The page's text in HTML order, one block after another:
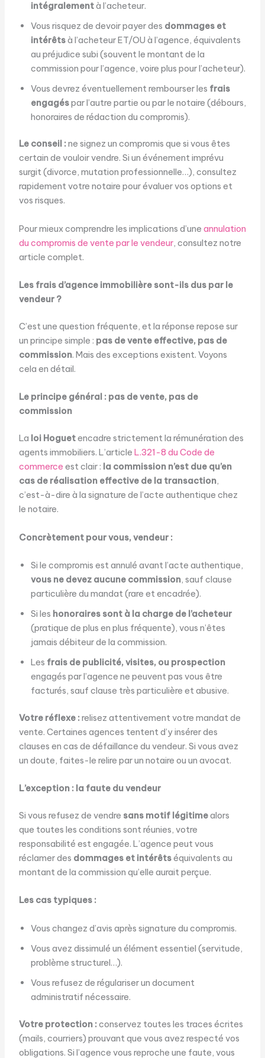
intégralementà l’acheteur.
Vous risquez de devoir payer des dommages et
intérêtsà l’acheteur ET/OU à l’agence, équivalents
au préjudice subi (souvent le montant de la
commission pour l’agence, voire plus pour l’acheteur).
Vous devrez éventuellement rembourser les frais
engagéspar l’autre partie ou par le notaire (débours,
honoraires de rédaction du compromis).
Le conseil :ne signez un compromis que si vous êtes
certain de vouloir vendre. Si un événement imprévu
surgit (divorce, mutation professionnelle…), consultez
rapidement votre notaire pour évaluer vos options et
vos risques.
Pour mieux comprendre les implications d’une annulation
du compromis de vente par le vendeur, consultez notre
article complet.
Les frais d’agence immobilière sont-ils dus par le
vendeur ?
C’est une question fréquente, et la réponse repose sur
un principe simple : pas de vente effective, pas de
commission. Mais des exceptions existent. Voyons
cela en détail.
Le principe général : pas de vente, pas de
commission
La loi Hoguetencadre strictement la rémunération des
agents immobiliers. L’article L.321-8 du Code de
commerce est clair : la commission n’est due qu’en
cas de réalisation effective de la transaction,
c’est-à-dire à la signature de l’acte authentique chez
le notaire.
Concrètement pour vous, vendeur :
Si le compromis est annulé avant l’acte authentique,
vous ne devez aucune commission, sauf clause
particulière du mandat (rare et encadrée).
Si les honoraires sont à la charge de l’acheteur
(pratique de plus en plus fréquente), vous n’êtes
jamais débiteur de la commission.
Les frais de publicité, visites, ou prospection
engagés par l’agence ne peuvent pas vous être
facturés, sauf clause très particulière et abusive.
Votre réflexe :relisez attentivement votre mandat de
vente. Certaines agences tentent d’y insérer des
clauses en cas de défaillance du vendeur. Si vous avez
un doute, faites-le relire par un notaire ou un avocat.
L’exception : la faute du vendeur
Si vous refusez de vendre sans motif légitimealors
que toutes les conditions sont réunies, votre
responsabilité est engagée. L’agence peut vous
réclamer des dommages et intérêtséquivalents au
montant de la commission qu’elle aurait perçue.
Les cas typiques :
Vous changez d’avis après signature du compromis.
Vous avez dissimulé un élément essentiel (servitude,
problème structurel…).
Vous refusez de régulariser un document
administratif nécessaire.
Votre protection :conservez toutes les traces écrites
(mails, courriers) prouvant que vous avez respecté vos
obligations. Si l’agence vous reproche une faute, vous